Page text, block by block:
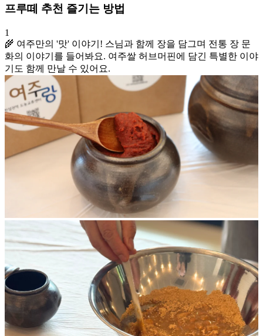
프루떼 추천 즐기는 방법
1
🌾 여주만의 '맛' 이야기! 스님과 함께 장을 담그며 전통 장 문
화의 이야기를 들어봐요. 여주쌀 허브머핀에 담긴 특별한 이야
기도 함께 만날 수 있어요.